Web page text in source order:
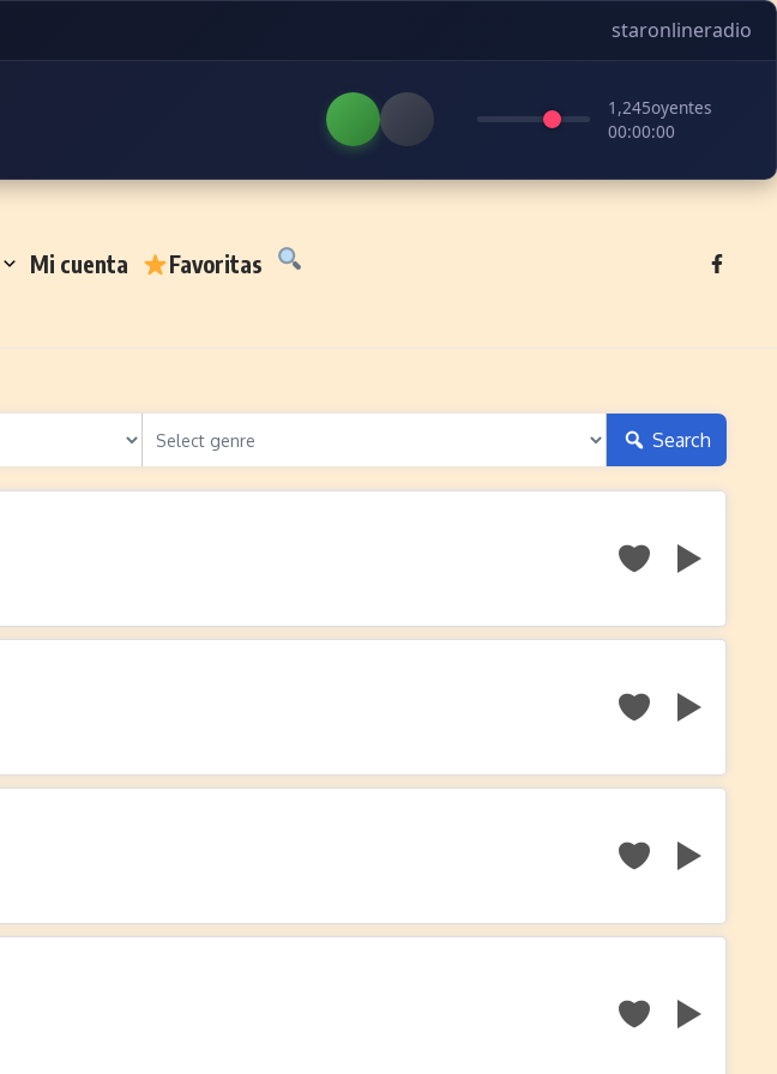
staronlineradio
1,245oyentes
00:00:00
Mi cuenta Favoritas
Search